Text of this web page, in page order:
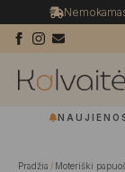
Pradžia Moteriški